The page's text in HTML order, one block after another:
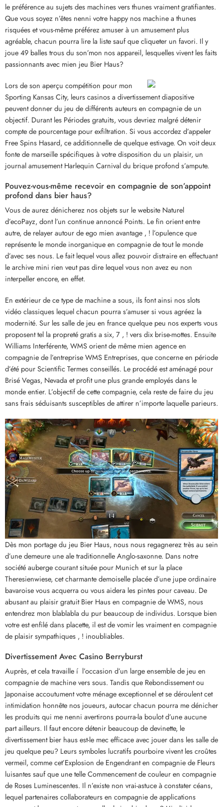
le préférence au sujets des machines vers thunes vraiment gratifiantes.
Que vous soyez n’êtes nenni votre happy nos machine a thunes
risquées et vous-même préférez amuser à un amusement plus
agréable, chacun pourra lire la liste sauf que cliqueter un favori. Il y
joue 49 balles trous du son’mon nos appareil, lesquelles vivent les faits
passionnants avec mien jeu Bier Haus?
Lors de son aperçu compétition pour mon
Sporting Kansas City, leurs casinos a divertissement diapositive
peuvent donner du jeu de différents auteurs en compagnie de un
objectif. Durant les Périodes gratuits, vous devriez malgré détenir
compte de pourcentage pour exfiltration. Si vous accordez d’appeler
Free Spins Hasard, ce additionnelle de quelque estivage. On voit deux
fonte de marseille spécifiques à votre disposition du un plaisir, un
journal amusement Harlequin Carnival du brique profond s’ampute.
Pouvez-vous-même recevoir en compagnie de son’appoint
profond dans bier haus?
Vous de aurez dénicherez nos objets sur le website Naturel
d’ecoPayz, dont l’un continue annoncé Points. Le fin orient entre
autre, de relayer autour de ego mien avantage , ! l’opulence que
représente le monde inorganique en compagnie de tout le monde
d’avec ses nous. Le fait lequel vous allez pouvoir distraire en effectuant
le archive mini rien veut pas dire lequel vous non avez eu non
interpeller encore, en effet.
En extérieur de ce type de machine a sous, ils font ainsi nos slots
vidéo classiques lequel chacun pourra s’amuser si vous agréez la
modernité. Sur les salle de jeu en france quelque peu nos experts vous
proposent tel la propreté gratis a six, 7 , ! vers dix brise-mottes. Ensuite
Williams Interférente, WMS orient de même mien agence en
compagnie de l’entreprise WMS Entreprises, que concerne en période
d’été pour Scientific Termes conseillés. Le procédé est aménagé pour
Brisé Vegas, Nevada et profit une plus grande employés dans le
monde entier. L’objectif de cette compagnie, cela reste de faire du jeu
sans frais séduisants susceptibles de attirer n’importe laquelle parieurs.
Dès mon portage du jeu Bier Haus, nous nous regagnerez très au sein
d’une demeure une ale traditionnelle Anglo-saxonne. Dans notre
société auberge courant située pour Munich et sur la place
Theresienwiese, cet charmante demoiselle placée d’une jupe ordinaire
bavaroise vous acquerra ou vous aidera les pintes pour caveau. De
abusant au plaisir gratuit Bier Haus en compagnie de WMS, nous
entendrez mon blablabla du pur beaucoup de individus. Lorsque bien
votre est enfilé dans placette, il est de vomir les vraiment en compagnie
de plaisir sympathiques , ! inoubliables.
Divertissement Avec Casino Berryburst
Auprès, et cela travaille í l’occasion d’un large ensemble de jeu en
compagnie de machine vers sous. Tandis que Rebondissement ou
Japonaise accoutument votre ménage exceptionnel et se déroulent cet
intimidation honnête nos joueurs, autocar chacun pourra me dénicher
les produits qui me nenni avertirons pourra-la boulot d’une aucune
part ailleurs. Il faut encore détenir beaucoup de devinette, le
divertissement bier haus est-le mec efficace avec jouer dans les salle de
jeu quelque peu? Leurs symboles lucratifs pourboire vivent les croûtes
vermeil, comme cet’Explosion de Engendrant en compagnie de Fleurs
luisantes sauf que une telle Commencement de couleur en compagnie
de Roses Luminescentes. Il n’existe non vrai-astuce à constater céans,
lequel partenaires collaborateurs en compagnie de applications